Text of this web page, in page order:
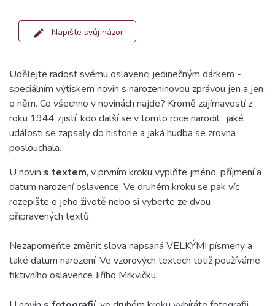
Napište svůj názor
Udělejte radost svému oslavenci jedinečným dárkem -
speciálním výtiskem novin s narozeninovou zprávou jen a jen
o něm. Co všechno v novinách najde? Kromě zajímavostí z
roku 1944 zjistí, kdo další se v tomto roce narodil, jaké
události se zapsaly do historie a jaká hudba se zrovna
poslouchala.
U novin s textem, v prvním kroku vyplňte jméno, příjmení a
datum narození oslavence. Ve druhém kroku se pak víc
rozepište o jeho životě nebo si vyberte ze dvou
připravených textů.
Nezapomeňte změnit slova napsaná VELKÝMI písmeny a
také datum narození. Ve vzorových textech totiž používáme
fiktivního oslavence Jiřího Mrkvičku.